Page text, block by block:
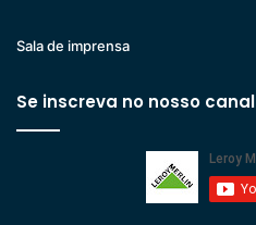
Sala de imprensa
Se inscreva no nosso canal